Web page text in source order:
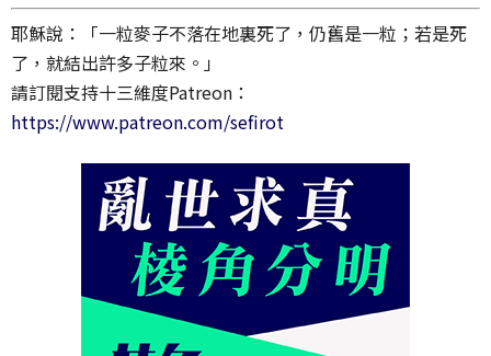
耶穌說：「一粒麥子不落在地裏死了，仍舊是一粒；若是死
了，就結出許多子粒來。」
請訂閱支持十三維度Patreon：
https://www.patreon.com/sefirot